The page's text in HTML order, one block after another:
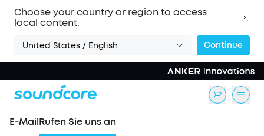
Choose your country or region to access
local content.
United States / English Continue
E-MailRufen Sie uns an